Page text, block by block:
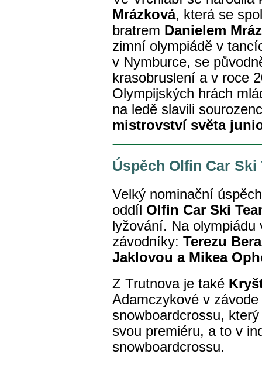
Mrázková, která se
bratrem Danielem
zimní olympiádě v
v Nymburce, se
krasobruslení a v roce
Olympijských hrách
na ledě slavili
mistrovství světa
Úspěch Olfin Car Ski
Velký nominační
oddíl Olfin Car Ski
lyžování. Na olympiádu
závodníky: Terezu
Jaklovou a Mikea
Z Trutnova je také
Adamczykové v
snowboardcrossu,
svou premiéru, a to v
snowboardcrossu.